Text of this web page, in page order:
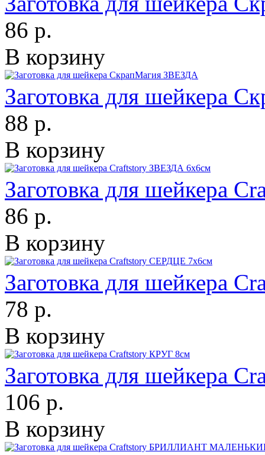
86 р.
В корзину
Заготовка для шейкера
88 р.
В корзину
Заготовка для шейкера
86 р.
В корзину
Заготовка для шейкера
78 р.
В корзину
Заготовка для шейкера
106 р.
В корзину